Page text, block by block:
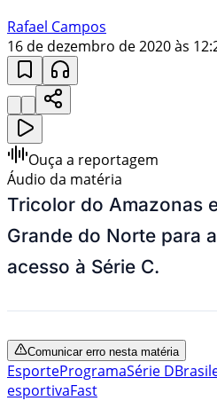
Rafael Campos
16 de dezembro de 2020 às
Ouça a reportagem
Áudio da matéria
Tricolor do Amazonas
Grande do Norte para
acesso à Série C.
Comunicar erro nesta matéria
EsporteProgramaSérie D
esportivaFast